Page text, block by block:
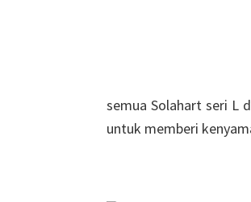
semua Solahart seri L
untuk memberi